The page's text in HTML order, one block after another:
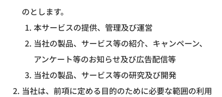
のとします。
本サービスの提供、管理及び運営
当社の製品、サービス等の紹介、キャンペーン、
アンケート等のお知らせ及び広告配信等
当社の製品、サービス等の研究及び開発
当社は、前項に定める目的のために必要な範囲の利用